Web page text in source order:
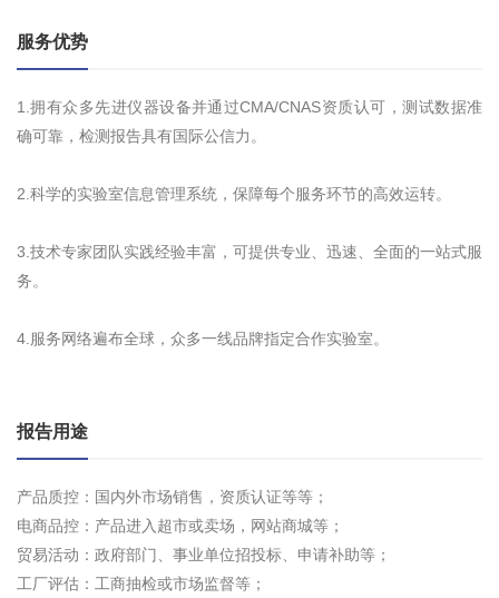
服务优势
1.拥有众多先进仪器设备并通过CMA/CNAS资质认可，测试数据准
确可靠，检测报告具有国际公信力。
2.科学的实验室信息管理系统，保障每个服务环节的高效运转。
3.技术专家团队实践经验丰富，可提供专业、迅速、全面的一站式服
务。
4.服务网络遍布全球，众多一线品牌指定合作实验室。
报告用途
产品质控：国内外市场销售，资质认证等等；
电商品控：产品进入超市或卖场，网站商城等；
贸易活动：政府部门、事业单位招投标、申请补助等；
工厂评估：工商抽检或市场监督等；